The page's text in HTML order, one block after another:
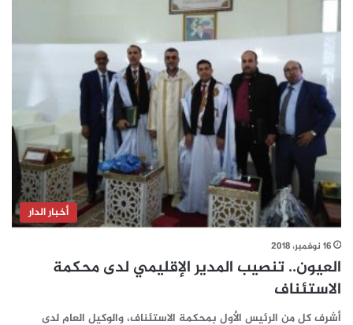
أخبار الدار
16 نوفمبر، 2018
العيون.. تنصيب المدير الإقليمي لدى محكمة
الاستئناف
أشرف كل من الرئيس الأول بمحكمة الاستئناف، والوكيل العام لدى